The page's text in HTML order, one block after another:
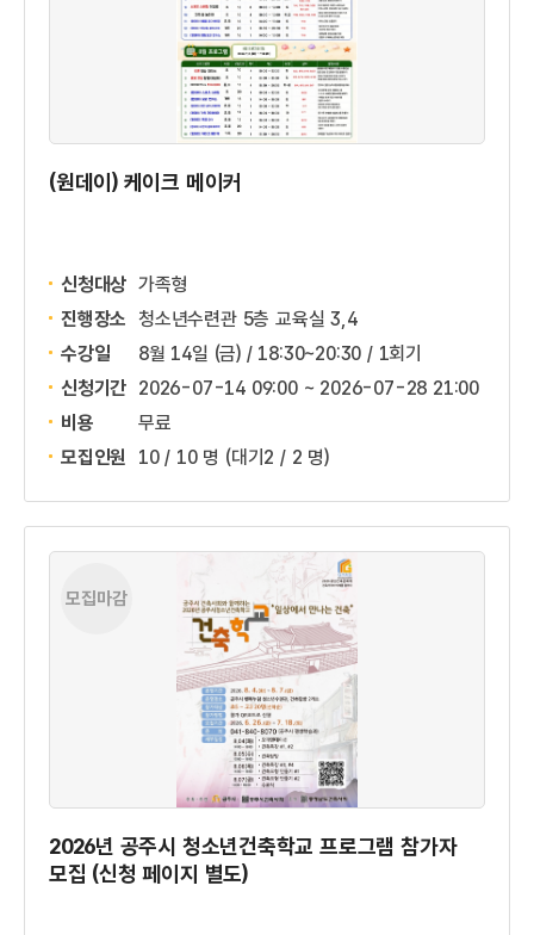
(원데이) 케이크 메이커
신청대상 가족형
진행장소 청소년수련관 5층 교육실 3,4
수강일
8월 14일 (금) / 18:30~20:30 / 1회기
신청기간 2026-07-14 09:00 ~ 2026-07-28 21:00
비용
무료
모집인원
10 / 10 명 (대기2 / 2 명)
모집마감
2026년 공주시 청소년건축학교 프로그램 참가자
모집 (신청 페이지 별도)